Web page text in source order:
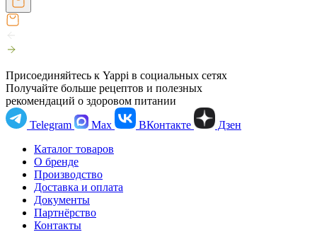
Присоединяйтесь к Yappi в социальных сетях
Получайте больше рецептов и полезных
рекомендаций о здоровом питании
Telegram
Max ВКонтакте
Дзен
Каталог товаров
О бренде
Производство
Доставка и оплата
Документы
Партнёрство
Контакты